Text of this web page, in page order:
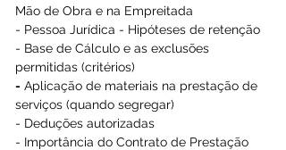
Mão de Obra e na Empreitada
- Pessoa Jurídica - Hipóteses de retenção
- Base de Cálculo e as exclusões
permitidas (critérios)
- Aplicação de materiais na prestação de
serviços (quando segregar)
- Deduções autorizadas
- Importância do Contrato de Prestação